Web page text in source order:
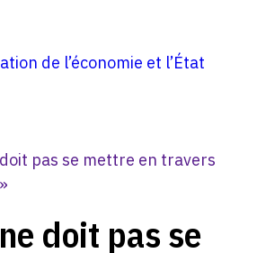
de l’économie et l’État
doit pas se mettre en travers
doit pas se